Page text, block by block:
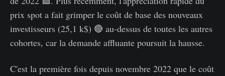
prix spot a fait grimper le coût de base des nouveaux
investisseurs (25,1 k$) 🔴 au-dessus de toutes les autres
cohortes, car la demande affluante poursuit la hausse.
C'est la première fois depuis novembre 2022 que le coût